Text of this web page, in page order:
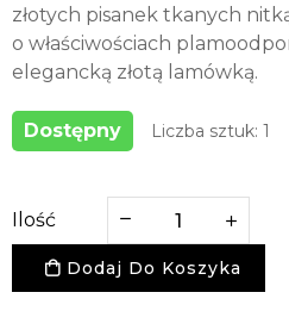
złotych pisanek tkanych
o właściwościach
elegancką złotą lamówką.
Dostępny Liczba sztuk: 1
Ilość
Dodaj Do Koszyka